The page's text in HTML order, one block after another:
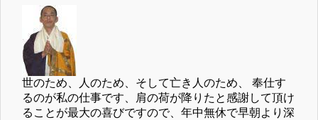
世のため、人のため、そして亡き人のため、 奉仕す
るのが私の仕事です、肩の荷が降りたと感謝して頂け
ることが最大の喜びですので、年中無休で早朝より深